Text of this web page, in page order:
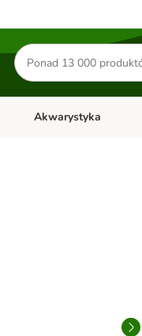
Szukaj
produktów
Otwórz menu kategorii:
Akwarystyka